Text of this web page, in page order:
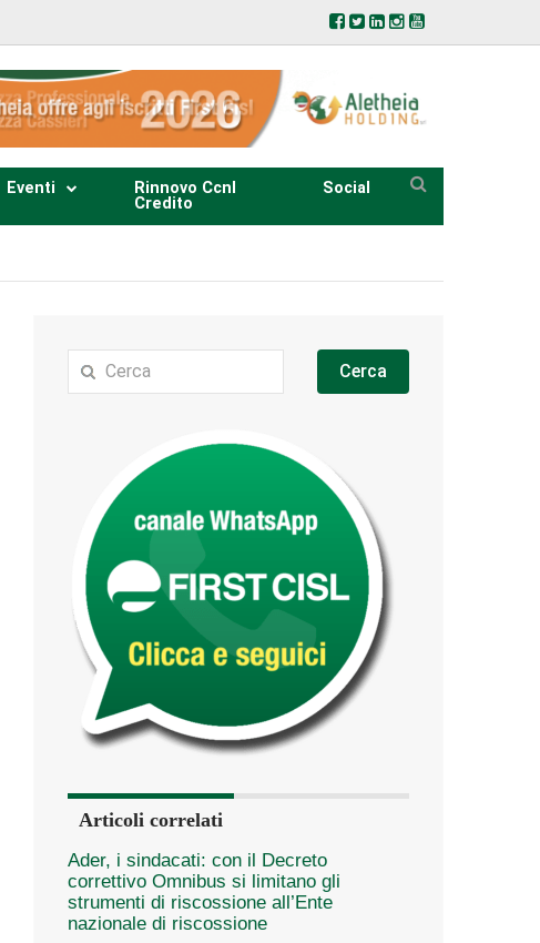
Eventi
Rinnovo Ccnl
Credito
Social
Cerca
Articoli correlati
Ader, i sindacati: con il Decreto
correttivo Omnibus si limitano gli
strumenti di riscossione all’Ente
nazionale di riscossione